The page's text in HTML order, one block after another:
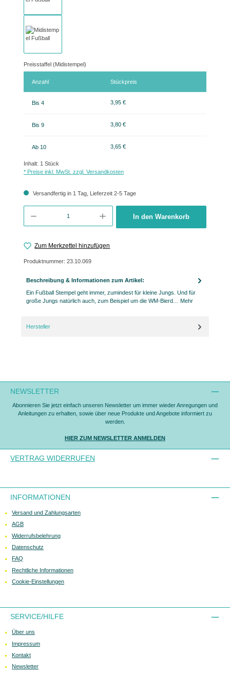
Preisstaffel (Midistempel)
Anzahl Stückpreis
Bis 4 3,95 €
Bis 9 3,80 €
Ab 10 3,65 €
Inhalt: 1 Stück
* Preise inkl. MwSt. zzgl. Versandkosten
Versandfertig in 1 Tag, Lieferzeit 2-5 Tage
In den Warenkorb
Zum Merkzettel hinzufügen
Produktnummer: 23.10.069
Beschreibung & Informationen zum Artikel:
Ein Fußball Stempel geht immer, zumindest für kleine Jungs. Und für
große Jungs natürlich auch, zum Beispiel um die WM-Bierd… Mehr
Hersteller
NEWSLETTER
Abonnieren Sie jetzt einfach unseren Newsletter um immer wieder Anregungen und
Anleitungen zu erhalten, sowie über neue Produkte und Angebote informiert zu
werden.
HIER ZUM NEWSLETTER ANMELDEN
VERTRAG WIDERRUFEN
INFORMATIONEN
Versand und Zahlungsarten
AGB
Widerrufsbelehrung
Datenschutz
FAQ
Rechtliche Informationen
Cookie-Einstellungen
SERVICE/HILFE
Über uns
Impressum
Kontakt
Newsletter